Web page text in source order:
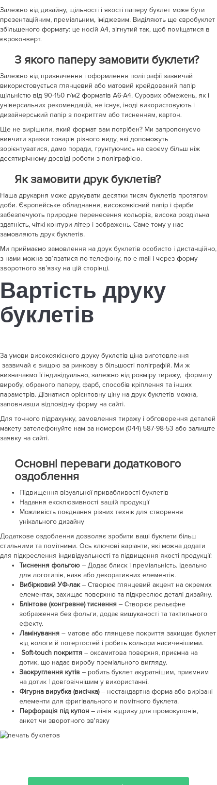
Залежно від дизайну, щільності і якості паперу буклет може бути
презентаційним, преміальним, іміджевим. Виділяють ще євробуклет
збільшеного формату: це носій А4, зігнутий так, щоб поміщатися в
євроконверт.
З якого паперу замовити буклети?
Залежно від призначення і оформлення поліграфії зазвичай
використовується глянцевий або матовий крейдований папір
щільністю від 90-150 г/м2 форматів А6-А4. Сурових обмежень, як і
універсальних рекомендацій, не існує, іноді використовують і
дизайнерський папір з покриттям або тисненням, картон.
Ще не вирішили, який формат вам потрібен? Ми запропонуємо
вивчити зразки товарів різного виду, які допоможуть
зорієнтуватися, дамо поради, грунтуючись на своєму більш ніж
десятирічному досвіді роботи з поліграфією.
Як замовити друк буклетів?
Наша друкарня може друкувати десятки тисяч буклетів протягом
доби. Європейське обладнання, високоякісний папір і фарби
забезпечують природне перенесення кольорів, висока роздільна
здатність, чіткі контури літер і зображень. Саме тому у нас
замовляють друк буклетів.
Ми приймаємо замовлення на друк буклетів особисто і дистанційно,
з нами можна зв’язатися по телефону, по e-mail і через форму
зворотного зв’язку на цій сторінці.
Вартість друку
буклетів
За умови високоякісного друку буклетів ціна виготовлення
зазвичай є вищою за ринкову в більшості поліграфій. Ми ж
визначаємо її індивідуально, залежно від розміру тиражу, формату
виробу, обраного паперу, фарб, способів кріплення та інших
параметрів. Дізнатися орієнтовну ціну на друк буклетів можна,
заповнивши відповідну форму на сайті.
Для точного підрахунку, замовлення тиражу і обговорення деталей
макету зателефонуйте нам за номером (044) 587-98-53 або залиште
заявку на сайті.
Основні переваги додаткового
оздоблення
Підвищення візуальної привабливості буклетів
Надання ексклюзивності вашій продукції
Можливість поєднання різних технік для створення
унікального дизайну
Додаткове оздоблення дозволяє зробити ваші буклети більш
стильними та помітними. Ось ключові варіанти, які можна додати
для підкреслення індивідуальності та підвищення якості продукції:
Тиснення фольгою – Додає блиск і преміальність. Ідеально
для логотипів, назв або декоративних елементів.
Вибірковий УФ-лак– Створює глянцевий акцент на окремих
елементах, захищає поверхню та підкреслює деталі дизайну.
Блінтове (конгревне) тиснення – Створює рельєфне
зображення без фольги, додає вишуканості та тактильного
ефекту.
Ламінування – матове або глянцеве покриття захищає буклет
від вологи й потертостей і робить кольори насиченішими.
Soft-touch покриття – оксамитова поверхня, приємна на
дотик, що надає виробу преміального вигляду.
Заокруглення кутів – робить буклет акуратнішим, приємним
на дотик | довговічнішим у використанні.
Фігурна вирубка (висічка)– нестандартна форма або вирізані
елементи для фригівального и помітного буклета.
Перфорація під купон – лінія відриву для промокупонів,
анкет чи зворотного зв'язку